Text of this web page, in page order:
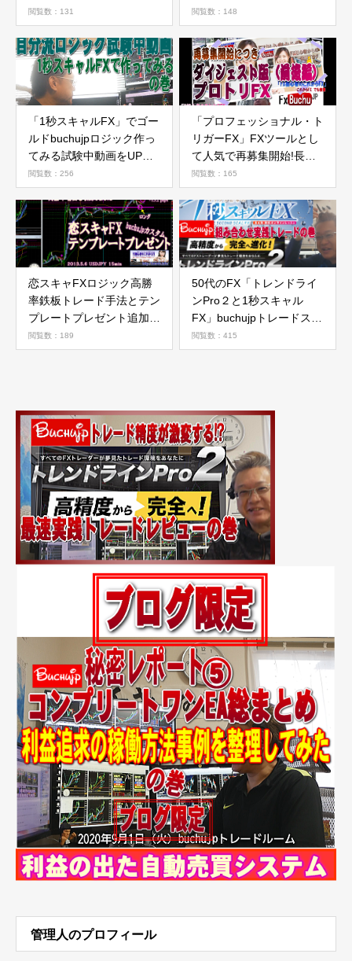
推奨なのかの巻（実践トレ
ード動画）
閲覧数：131
ってみた（設定動画編）
閲覧数：148
「1秒スキャルFX」でゴー
ルドbuchujpロジック作っ
てみる試験中動画をUPし
てみた
閲覧数：256
「プロフェッショナル・ト
リガーFX」FXツールとし
て人気で再募集開始!長編
レビューをダイジェスト版
に
閲覧数：165
恋スキャFXロジック高勝
率鉄板トレード手法とテン
プレートプレゼント追加の
件
閲覧数：189
50代のFX「トレンドライ
ンPro２と1秒スキャル
FX」buchujpトレードスタ
イルの場合の巻
閲覧数：415
管理人のプロフィール